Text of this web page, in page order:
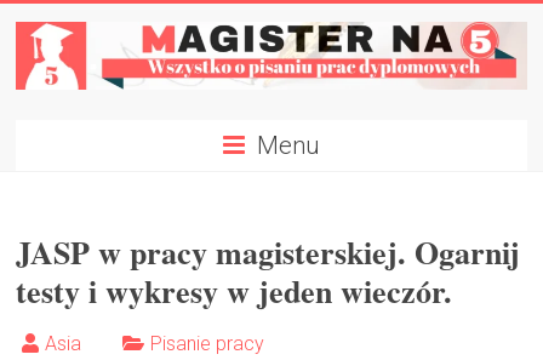
content
Napisz
Pracę
Dyplomową
W
Menu
JASP w pracy magisterskiej. Ogarnij
testy i wykresy w jeden wieczór.
Asia Pisanie pracy